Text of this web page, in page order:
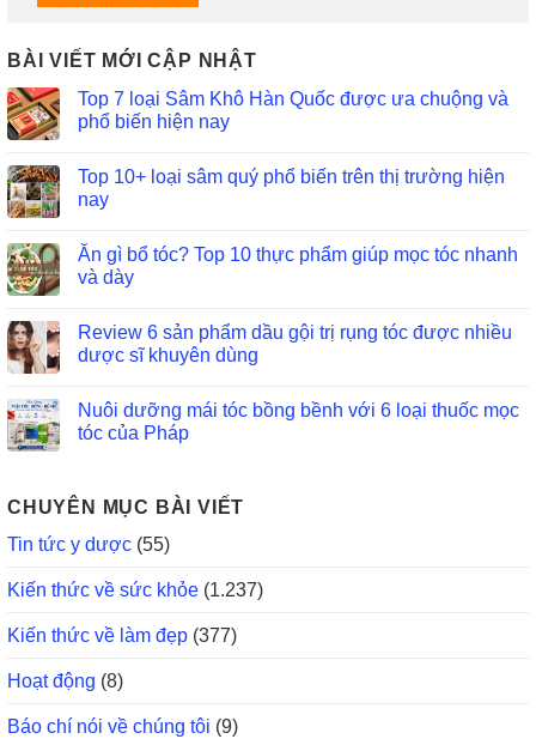
BÀI VIẾT MỚI CẬP NHẬT
Top 7 loại Sâm Khô Hàn Quốc được ưa chuộng và
phổ biến hiện nay
Top 10+ loại sâm quý phổ biến trên thị trường hiện
nay
Ăn gì bổ tóc? Top 10 thực phẩm giúp mọc tóc nhanh
và dày
Review 6 sản phẩm dầu gội trị rụng tóc được nhiều
dược sĩ khuyên dùng
Nuôi dưỡng mái tóc bồng bềnh với 6 loại thuốc mọc
tóc của Pháp
CHUYÊN MỤC BÀI VIẾT
Tin tức y dược (55)
Kiến thức về sức khỏe (1.237)
Kiến thức về làm đẹp (377)
Hoạt động (8)
Báo chí nói về chúng tôi (9)